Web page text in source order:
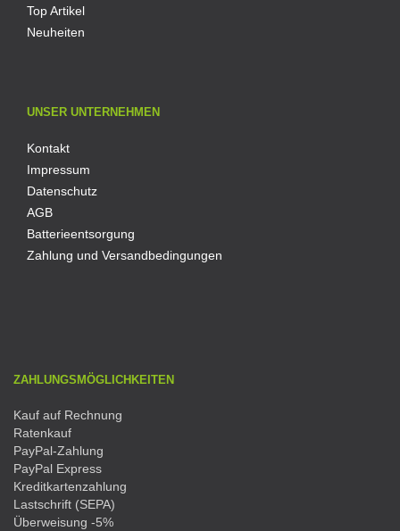
Top Artikel
Neuheiten
UNSER UNTERNEHMEN
Kontakt
Impressum
Datenschutz
AGB
Batterieentsorgung
Zahlung und Versandbedingungen
ZAHLUNGSMÖGLICHKEITEN
Kauf auf Rechnung
Ratenkauf
PayPal-Zahlung
PayPal Express
Kreditkartenzahlung
Lastschrift (SEPA)
Überweisung -5%